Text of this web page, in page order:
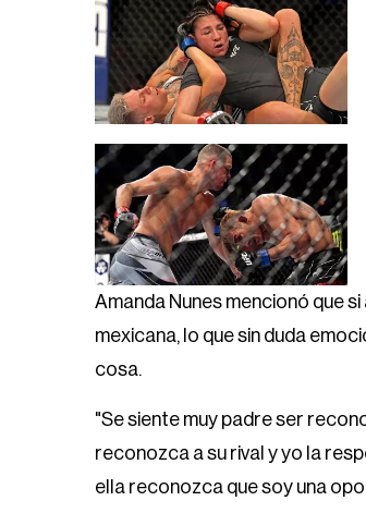
Amanda Nunes mencionó que
mexicana, lo que sin duda
cosa.
"Se siente muy padre ser
reconozca a su rival y yo la
ella reconozca que soy una